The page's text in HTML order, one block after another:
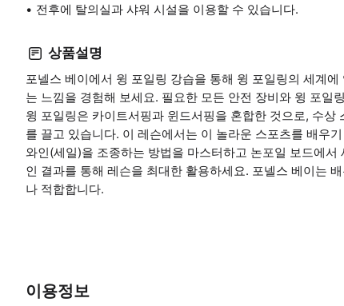
전후에 탈의실과 샤워 시설을 이용할 수 있습니다.
상품설명
포넬스 베이에서 윙 포일링 강습을 통해 윙 포일링의 세계
는 느낌을 경험해 보세요. 필요한 모든 안전 장비와 윙 포일
윙 포일링은 카이트서핑과 윈드서핑을 혼합한 것으로, 수
를 끌고 있습니다. 이 레슨에서는 이 놀라운 스포츠를 배우
와인(세일)을 조종하는 방법을 마스터하고 논포일 보드에
인 결과를 통해 레슨을 최대한 활용하세요. 포넬스 베이는
나 적합합니다.
이용정보